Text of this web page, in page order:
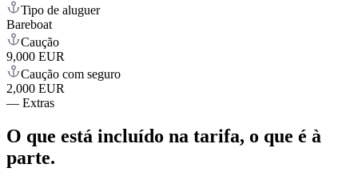
Tipo de aluguer
Bareboat
Caução
9,000 EUR
Caução com seguro
2,000 EUR
— Extras
O que está incluído na tarifa, o que é à
parte.